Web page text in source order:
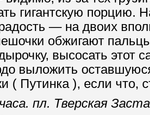
гигантскую
— на двоих
обжигают
высосать
выложить
( Путинка ), если что,
пл. Тверская